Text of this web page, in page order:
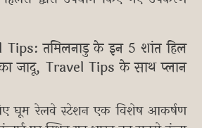
Tips: तमिलनाडु के इन 5 शांत हिल
जादू, Travel Tips के साथ प्लान
घूम रेलवे स्टेशन एक विशेष आकर्षण